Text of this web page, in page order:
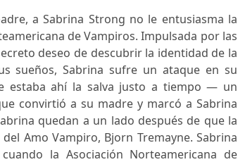
a Sabrina Strong no le entusiasma la
de Vampiros. Impulsada por las
deseo de descubrir la identidad de la
sueños, Sabrina sufre un ataque en su
estaba ahí la salva justo a tiempo — un
convirtió a su madre y marcó a Sabrina
quedan a un lado después de que la
Amo Vampiro, Bjorn Tremayne. Sabrina
la Asociación Norteamericana de